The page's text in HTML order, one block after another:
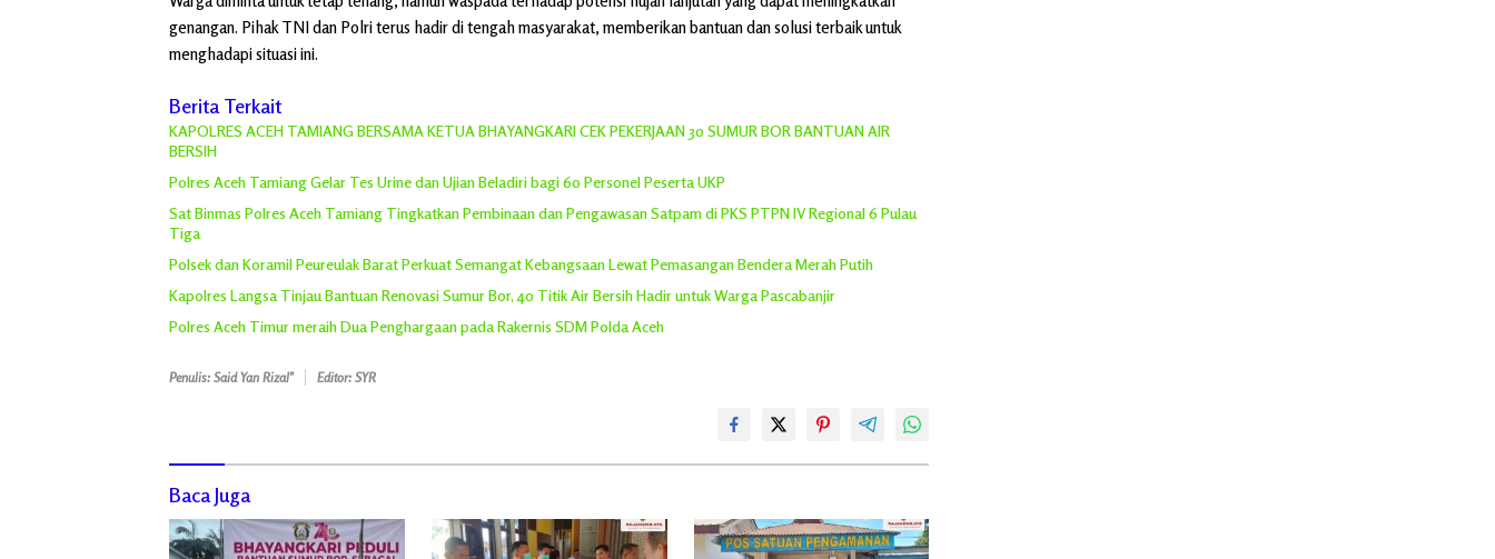
genangan. Pihak TNI dan Polri terus hadir di tengah masyarakat, memberikan bantuan dan solusi terbaik untuk
menghadapi situasi ini.
Berita Terkait
KAPOLRES ACEH TAMIANG BERSAMA KETUA BHAYANGKARI CEK PEKERJAAN 30 SUMUR BOR BANTUAN AIR
BERSIH
Polres Aceh Tamiang Gelar Tes Urine dan Ujian Beladiri bagi 60 Personel Peserta UKP
Sat Binmas Polres Aceh Tamiang Tingkatkan Pembinaan dan Pengawasan Satpam di PKS PTPN IV Regional 6 Pulau
Tiga
Polsek dan Koramil Peureulak Barat Perkuat Semangat Kebangsaan Lewat Pemasangan Bendera Merah Putih
Kapolres Langsa Tinjau Bantuan Renovasi Sumur Bor, 40 Titik Air Bersih Hadir untuk Warga Pascabanjir
Polres Aceh Timur meraih Dua Penghargaan pada Rakernis SDM Polda Aceh
Penulis: Said Yan Rizal" Editor: SYR
Baca Juga